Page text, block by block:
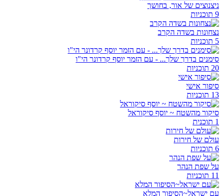
ניצנוצים של אור, בחושך
9 תוכניות
נצחונות בשדה הקרב
5 תוכניות
סימנים בדרך שלך... - עם הזמר יוסף קרדונר הי"ו
20 תוכניות
סיפור אישי
13 תוכניות
סיקור מהשטח ~ יוסף סיקוראל
1 תוכנית
עולם של חירות
6 תוכניות
על שפת הנהר
11 תוכניות
עם ישראל~הסיפור המלא